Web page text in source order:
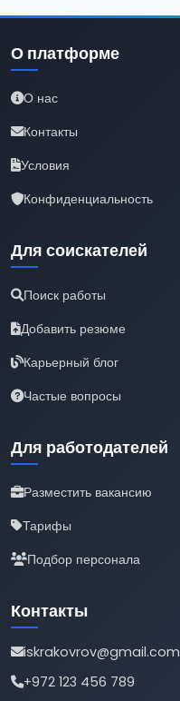
О платформе
О нас
Контакты
Условия
Конфиденциальность
Для соискателей
Поиск работы
Добавить резюме
Карьерный блог
Частые вопросы
Для работодателей
Разместить вакансию
Тарифы
Подбор персонала
Контакты
iskrakovrov@gmail.com
+972 123 456 789